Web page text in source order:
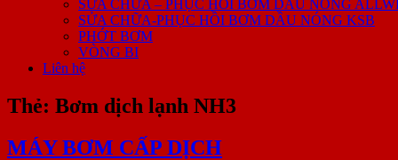
SỬA CHỮA – PHỤC HỒI BƠM DẦU NÓNG
SỬA CHỮA-PHỤC HỒI BƠM DẦU NÓNG KSB
PHỚT BƠM
VÒNG BI
Liên hệ
Thẻ: Bơm dịch lạnh NH3
MÁY BƠM CẤP DỊCH